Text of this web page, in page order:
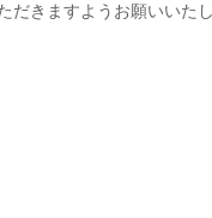
だきますようお願いいた